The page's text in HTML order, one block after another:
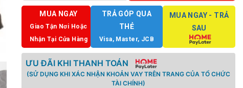
MUA NGAY
Giao Tận Nơi Hoặc
Nhận Tại Cửa Hàng
TRẢ GÓP QUA
THẺ
Visa, Master, JCB
MUA NGAY - TRẢ
SAU
ƯU ĐÃI KHI THANH TOÁN
(SỬ DỤNG KHI XÁC NHẬN KHOẢN VAY TRÊN TRANG CỦA TỔ CHỨC
TÀI CHÍNH)